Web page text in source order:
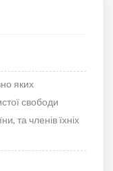
яких
свободи
та членів їхніх